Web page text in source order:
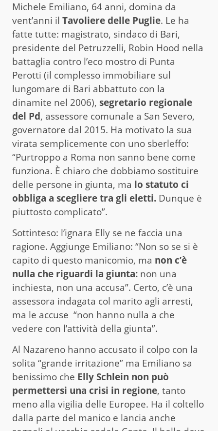
Michele Emiliano, 64 anni, domina da
vent’anni il Tavoliere delle Puglie. Le ha
fatte tutte: magistrato, sindaco di Bari,
presidente del Petruzzelli, Robin Hood nella
battaglia contro l’eco mostro di Punta
Perotti (il complesso immobiliare sul
lungomare di Bari abbattuto con la
dinamite nel 2006), segretario regionale
del Pd, assessore comunale a San Severo,
governatore dal 2015. Ha motivato la sua
virata semplicemente con uno sberleffo:
“Purtroppo a Roma non sanno bene come
funziona. È chiaro che dobbiamo sostituire
delle persone in giunta, ma lo statuto ci
obbliga a scegliere tra gli eletti. Dunque è
piuttosto complicato”.
Sottinteso: l’ignara Elly se ne faccia una
ragione. Aggiunge Emiliano: “Non so se si è
capito di questo manicomio, ma non c’è
nulla che riguardi la giunta: non una
inchiesta, non una accusa”. Certo, c’è una
assessora indagata col marito agli arresti,
ma le accuse “non hanno nulla a che
vedere con l’attività della giunta”.
Al Nazareno hanno accusato il colpo con la
solita “grande irritazione” ma Emiliano sa
benissimo che Elly Schlein non può
permettersi una crisi in regione, tanto
meno alla vigilia delle Europee. Ha il coltello
dalla parte del manico e lancia anche